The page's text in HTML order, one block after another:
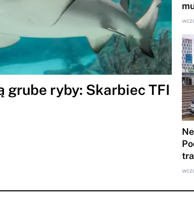
grube ryby: Skarbiec TFI